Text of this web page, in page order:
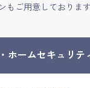
ご用意しております
ホームセキュリテ